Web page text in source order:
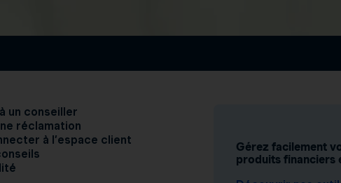
un conseiller
réclamation
à l’espace client
Gérez facilement
produits financiers